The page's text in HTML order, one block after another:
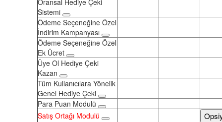
Sistemi
Ödeme Seçeneğine Özel
İndirim Kampanyası
Ödeme Seçeneğine Özel
Ek Ücret
Üye Ol Hediye Çeki
Kazan
Tüm Kullanıcılara Yönelik
Genel Hediye Çeki
Para Puan Modulü
Satış Ortağı Modulü